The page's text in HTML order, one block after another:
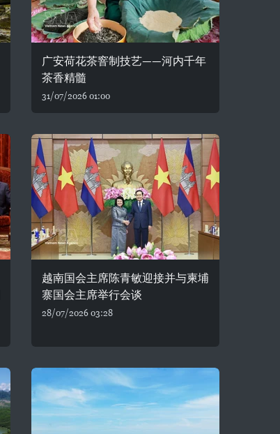
广安荷花茶窨制技艺——河内千年
茶香精髓
31/07/2026 01:00
越南国会主席陈青敏迎接并与柬埔
寨国会主席举行会谈
28/07/2026 03:28